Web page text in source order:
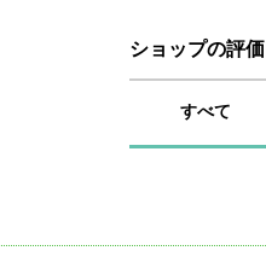
ショップの評価
すべて